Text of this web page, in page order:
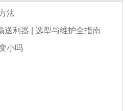
法
送利器 | 选型与维护全指南
小吗